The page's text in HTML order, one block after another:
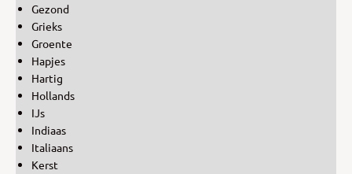
Gezond
Grieks
Groente
Hapjes
Hartig
Hollands
IJs
Indiaas
Italiaans
Kerst